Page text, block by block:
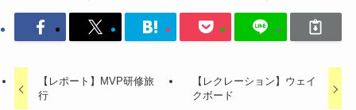
【レポート】MVP研修旅
行
【レクレーション】ウェイ
クボード